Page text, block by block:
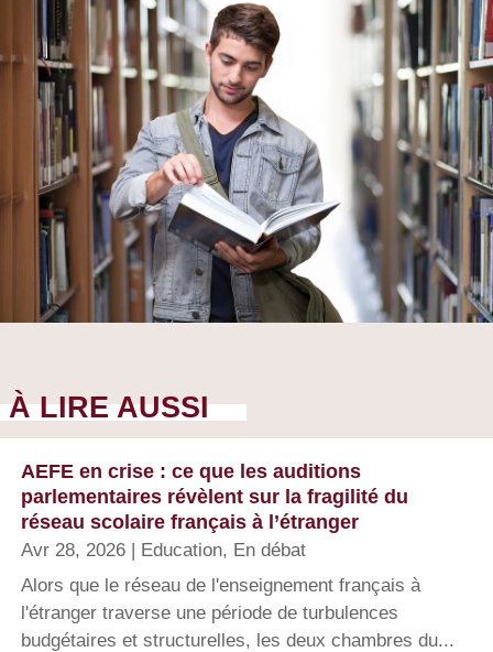
À LIRE AUSSI
AEFE en crise : ce que les auditions
parlementaires révèlent sur la fragilité du
réseau scolaire français à l’étranger
Avr 28, 2026 | Education, En débat
Alors que le réseau de l'enseignement français à
l'étranger traverse une période de turbulences
budgétaires et structurelles, les deux chambres du...